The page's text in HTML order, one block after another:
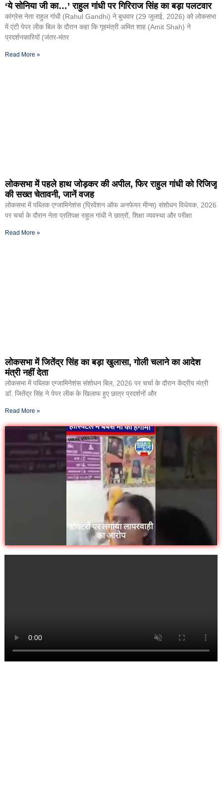
‘ये सोनिया जी का…’ राहुल गांधी पर गिरिराज सिंह का बड़ा पलटवार
कांग्रेस नेता राहुल गांंधी (Rahul Gandhi) ने बुधवार (29 जुलाई, 2026) को लोकसभा
में एंटी पेपर लीक बिल के दौरान कहा कि गृहमंत्री अमित शाह (Amit Shah) ने
प्रदर्शनकारियों (जंतर-मंतर
Read More »
लोकसभा में पहले हाथ जोड़कर की अपील, फिर राहुल गांधी को रिजिजू
की सख्त चेतावनी, जानें वजह
लोकसभा में पब्लिक एग्जामिनेशंस (प्रिवेंशन ऑफ अनफेयर मीन्स) संशोधन विधेयक, 2026
पर चर्चा के दौरान नेता प्रतिपक्ष राहुल गांधी ने छात्रों, शिक्षा व्यवस्था और परीक्षा
Read More »
लोकसभा में जितेंद्र सिंह का बड़ा खुलासा, गोली चलाने का आदेश
मंत्री नहीं देता
लोकसभा में पब्लिक एग्जामिनेशंस संशोधन बिल, 2026 पर चर्चा के दौरान केंद्रीय मंत्री
डॉ. जितेंद्र सिंह ने पेपर लीक के खिलाफ हुए छात्र प्रदर्शनों और
Read More »